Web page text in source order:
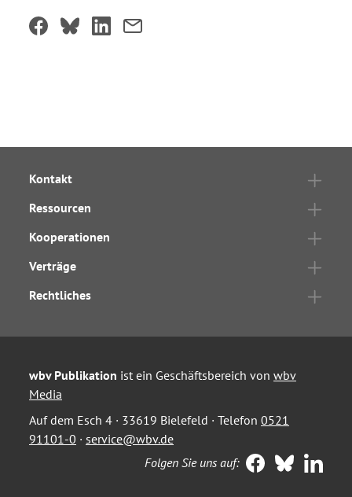
Kontakt
Ressourcen
Kooperationen
Verträge
Rechtliches
wbv Publikation ist ein Geschäftsbereich von wbv
Media
Auf dem Esch 4 · 33619 Bielefeld · Telefon 0521
91101-0 · service@wbv.de
Folgen Sie uns auf: